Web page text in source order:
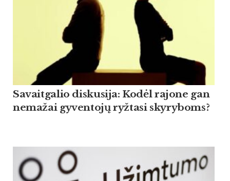
Savaitgalio diskusija: Kodėl rajone gan
nemažai gyventojų ryžtasi skyryboms?